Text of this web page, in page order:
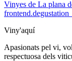
Vinyes de La plana
Viny'aquí
Apasionats pel vi,
respectuosa dels